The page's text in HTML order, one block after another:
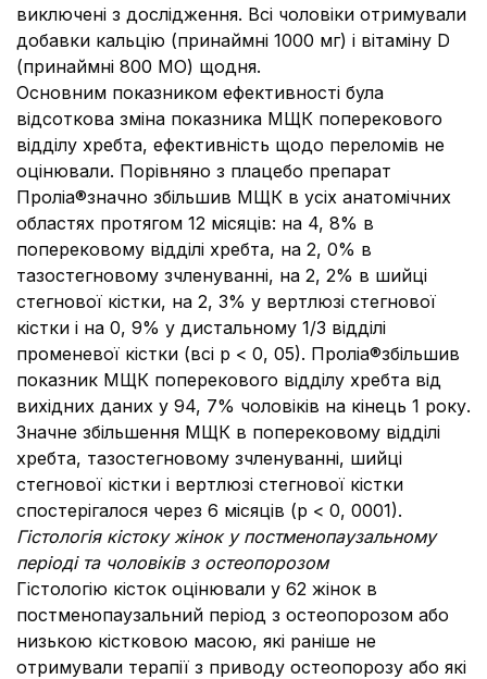
виключені з дослідження. Всі чоловіки отримували
добавки кальцію (принаймні 1000 мг) і вітаміну D
(принаймні 800 МО) щодня.
Основним показником ефективності була
відсоткова зміна показника МЩК поперекового
відділу хребта, ефективність щодо переломів не
оцінювали. Порівняно з плацебо препарат
Проліа®значно збільшив МЩК в усіх анатомічних
областях протягом 12 місяців: на 4, 8% в
поперековому відділі хребта, на 2, 0% в
тазостегновому зчленуванні, на 2, 2% в шийці
стегнової кістки, на 2, 3% у вертлюзі стегнової
кістки і на 0, 9% у дистальному 1/3 відділі
променевої кістки (всі р < 0, 05). Проліа®збільшив
показник МЩК поперекового відділу хребта від
вихідних даних у 94, 7% чоловіків на кінець 1 року.
Значне збільшення МЩК в поперековому відділі
хребта, тазостегновому зчленуванні, шийці
стегнової кістки і вертлюзі стегнової кістки
спостерігалося через 6 місяців (р < 0, 0001).
Гістологія кістоку жінок у постменопаузальному
періоді та чоловіків з остеопорозом
Гістологію кісток оцінювали у 62 жінок в
постменопаузальний період з остеопорозом або
низькою кістковою масою, які раніше не
отримували терапії з приводу остеопорозу або які